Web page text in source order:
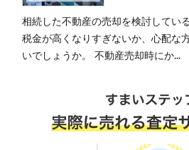
相続した不動産の売却を検討してい
税金が高くなりすぎないか、心配な
いでしょうか。 不動産売却時にか...